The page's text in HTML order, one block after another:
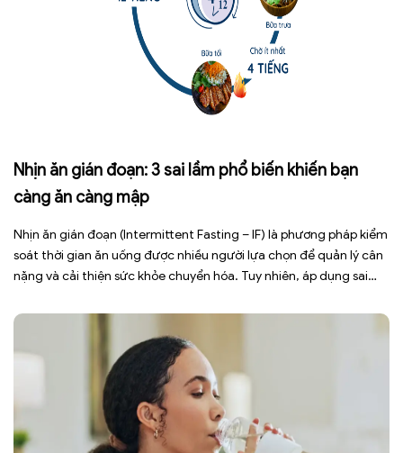
Nhịn ăn gián đoạn: 3 sai lầm phổ biến khiến bạn
càng ăn càng mập
Nhịn ăn gián đoạn (Intermittent Fasting – IF) là phương pháp kiểm
soát thời gian ăn uống được nhiều người lựa chọn để quản lý cân
nặng và cải thiện sức khỏe chuyển hóa. Tuy nhiên, áp dụng sai
sức, mất cơ […]